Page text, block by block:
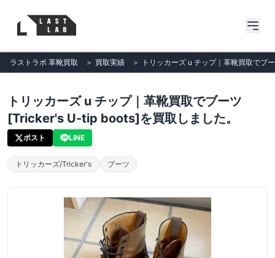
ラストラボ 革靴買取 ＞ 買取実績 ＞ トリッカーズ u チップ｜革靴買取で
トリッカーズ u チップ｜革靴買取でブーツ
[Tricker's U-tip boots]を買取しました。
ポスト LINE
トリッカーズ/Tricker's ブーツ